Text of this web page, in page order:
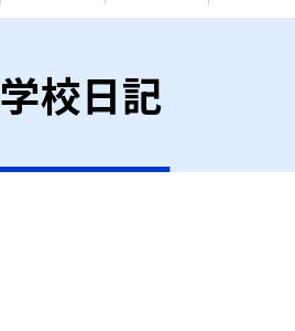
学校日記